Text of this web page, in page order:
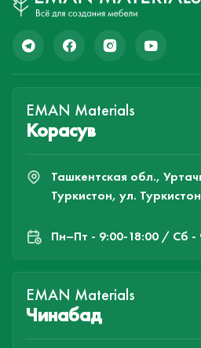
EMAN Materials
Корасув
Ташкентская обл.,
Туркистон, ул.
Пн–Пт - 9:00-18:00 / Сб -
EMAN Materials
Чинабад